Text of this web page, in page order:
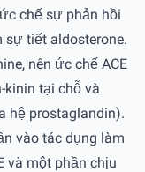
chế sự phản hồi
sự tiết aldosterone.
nên ức chế ACE
kinin tại chỗ và
hệ prostaglandin).
vào tác dụng làm
và một phần chịu